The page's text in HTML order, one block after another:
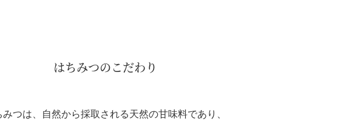
はちみつのこだわり
みつは、自然から採取される天然の甘味料であり、